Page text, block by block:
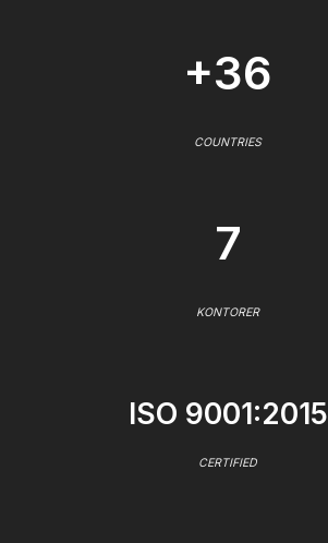
+36
COUNTRIES
7
KONTORER
ISO 9001:2015
CERTIFIED